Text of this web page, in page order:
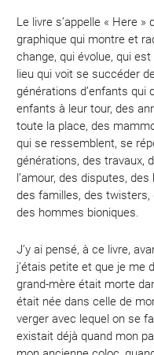
Le livre s’appelle « Here
graphique qui montre et
change, qui évolue, qui
lieu qui voit se succéder
générations d’enfants qui
enfants à leur tour, des
toute la place, des
qui se ressemblent, se
générations, des travaux,
l’amour, des disputes,
des familles, des
des hommes bioniques.
J’y ai pensé, à ce livre,
j’étais petite et que je me
grand-mère était morte
était née dans celle de
verger avec lequel on se
existait déjà quand mon